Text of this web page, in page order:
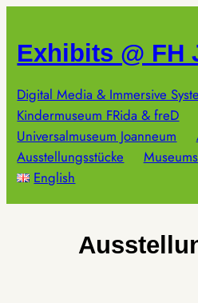
springen
Exhibits @ FH
Digital Media & Immersive
Kindermuseum FRida & freD
Universalmuseum Joanneum
Ausstellungsstücke
English